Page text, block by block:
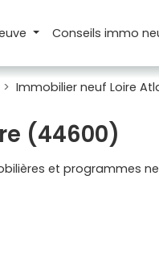
Conseilsimmo
Immobilier neuf Loire
(44600)
et programmes